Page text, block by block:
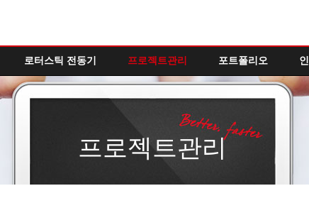
로터스틱 전동기 프로젝트관리 포트폴리오
프로젝트관리